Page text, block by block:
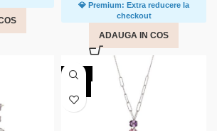
💎 Premium: Extra reducere la
checkout
ADAUGA IN COS
-30%